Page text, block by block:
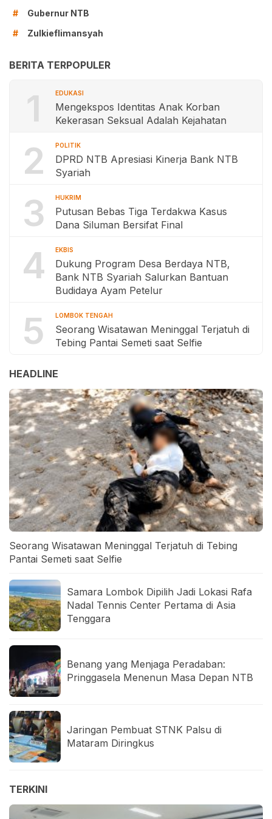
#
Gubernur NTB
#
Zulkieflimansyah
BERITA TERPOPULER
1 EDUKASI
Mengekspos Identitas Anak Korban
Kekerasan Seksual Adalah Kejahatan
2 POLITIK
DPRD NTB Apresiasi Kinerja Bank NTB
Syariah
3 HUKRIM
Putusan Bebas Tiga Terdakwa Kasus
Dana Siluman Bersifat Final
4 EKBIS
Dukung Program Desa Berdaya NTB,
Bank NTB Syariah Salurkan Bantuan
Budidaya Ayam Petelur
5 LOMBOK TENGAH
Seorang Wisatawan Meninggal Terjatuh di
Tebing Pantai Semeti saat Selfie
HEADLINE
Seorang Wisatawan Meninggal Terjatuh di Tebing
Pantai Semeti saat Selfie
Samara Lombok Dipilih Jadi Lokasi Rafa
Nadal Tennis Center Pertama di Asia
Tenggara
Benang yang Menjaga Peradaban:
Pringgasela Menenun Masa Depan NTB
Jaringan Pembuat STNK Palsu di
Mataram Diringkus
TERKINI